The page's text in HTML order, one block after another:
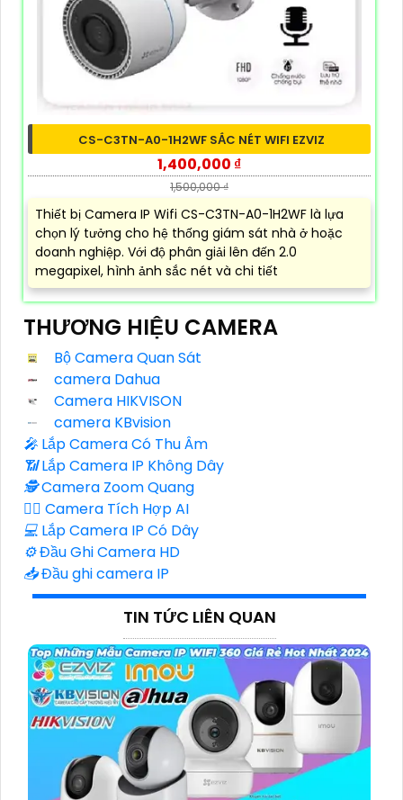
CS-C3TN-A0-1H2WF SẮC NÉT WIFI EZVIZ
1,400,000 ₫
1,500,000 ₫
Thiết bị Camera IP Wifi CS-C3TN-A0-1H2WF là lựa
chọn lý tưởng cho hệ thống giám sát nhà ở hoặc
doanh nghiệp. Với độ phân giải lên đến 2.0
megapixel, hình ảnh sắc nét và chi tiết
THƯƠNG HIỆU CAMERA
Bộ Camera Quan Sát
camera Dahua
Camera HIKVISON
camera KBvision
️🎤️ Lắp Camera Có Thu Âm
📶Lắp Camera IP Không Dây
🕵️Camera Zoom Quang
🧛‍♀️ Camera Tích Hợp AI
💻 Lắp Camera IP Có Dây
⚙️Đầu Ghi Camera HD
📥Đầu ghi camera IP
TIN TỨC LIÊN QUAN